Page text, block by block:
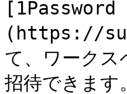
[1Password
(https://
て、ワーク
招待できま